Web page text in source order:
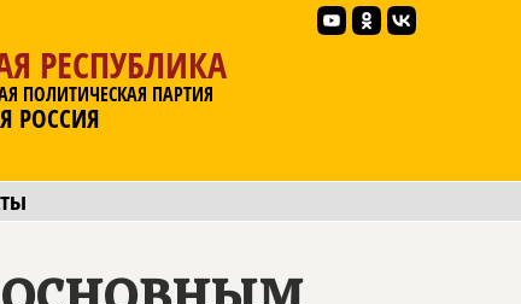
РЕСПУБЛИКА
ПОЛИТИЧЕСКАЯ ПАРТИЯ
РОССИЯ